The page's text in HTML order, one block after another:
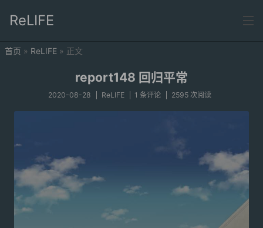
ReLIFE
分类
ReLIFE
首页 » ReLIFE » 正文
report148 回归平常
2020-08-28 ReLIFE 1 条评论 2595 次阅读